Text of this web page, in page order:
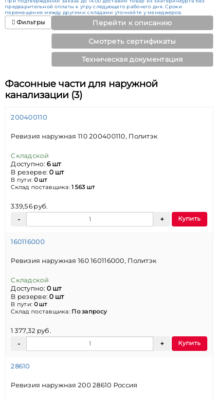
предварительной оплаты к утру следующего рабочего дня. Сроки
перемещения между другими складами уточняйте у менеджеров.
Фильтры Перейти к описанию
Смотреть сертификаты
Техническая документация
Фасонные части для наружной
канализации (3)
200400110
Ревизия наружная 110 200400110, Политэк
Складской
Доступно:6 шт
В резерве:0 шт
В пути: 0 шт
Склад поставщика:1 563 шт
339,56 руб.
Купить
160116000
Ревизия наружная 160 160116000, Политэк
Складской
Доступно:0 шт
В резерве:0 шт
В пути: 0 шт
Склад поставщика: По запросу
1 377,32 руб.
Купить
28610
Ревизия наружная 200 28610 Россия